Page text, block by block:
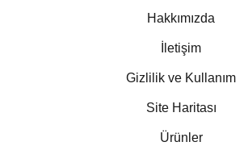
Hakkımızda
İletişim
Gizlilik ve Kullanım
Site Haritası
Ürünler